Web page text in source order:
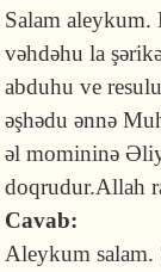
Salam aleykum.
vəhdəhu la
abduhu ve
əşhədu ənnə
əl momininə
doqrudur.Allah
Cavab:
Aleykum salam.